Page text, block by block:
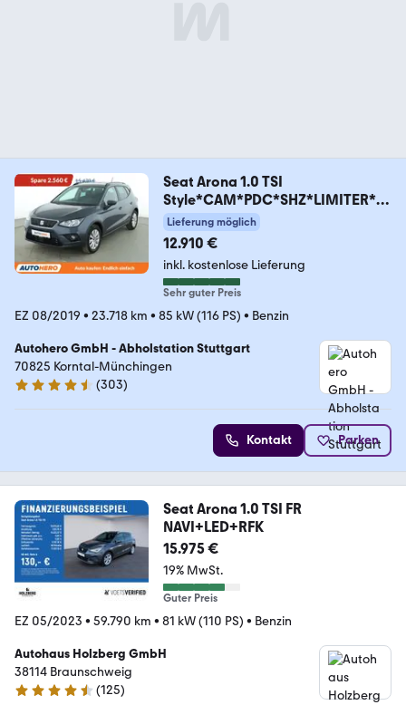
Seat Arona 1.0 TSI
Style*CAM*PDC*SHZ*LIMITER*K
LIMA*
Lieferung möglich
12.910 €
inkl. kostenlose Lieferung
Sehr guter Preis
EZ 08/2019 • 23.718 km • 85 kW (116 PS) • Benzin
Autohero GmbH - Abholstation Stuttgart
70825 Korntal-Münchingen
4.4 Sterne
(303)
Kontakt Parken
Seat Arona 1.0 TSI FR
NAVI+LED+RFK
15.975 €
19% MwSt.
Guter Preis
EZ 05/2023 • 59.790 km • 81 kW (110 PS) • Benzin
Autohaus Holzberg GmbH
38114 Braunschweig
4.4 Sterne
(125)